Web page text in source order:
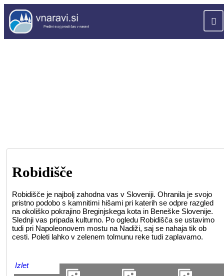
Robidišče
Robidišče je najbolj zahodna vas v Sloveniji. Ohranila je svojo
pristno podobo s kamnitimi hišami pri katerih se odpre razgled
na okoliško pokrajino Breginjskega kota in Beneške Slovenije.
Slednji vas pripada kulturno. Po ogledu Robidišča se ustavimo
tudi pri Napoleonovem mostu na Nadiži, saj se nahaja tik ob
cesti. Poleti lahko v zelenem tolmunu reke tudi zaplavamo.
Izlet